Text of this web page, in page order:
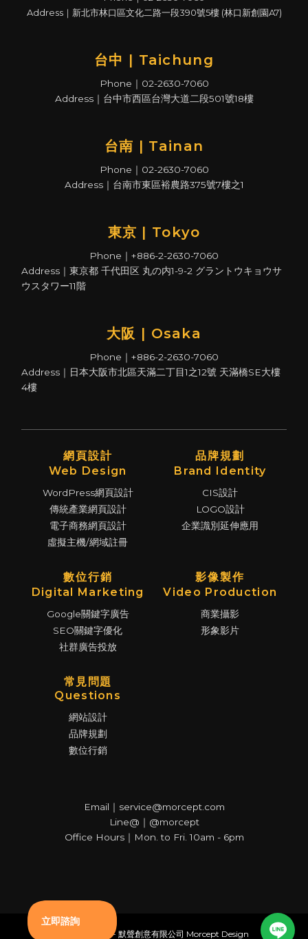
Address｜新北市林口區文化二路一段390號5樓 (林口新創園A7)
台中 | Taichung
Phone｜02-2630-7060
Address｜台中市西區台灣大道二段501號18樓
台南 | Tainan
Phone｜02-2630-7060
Address｜台南市東區裕農路375號7樓之1
東京 | Tokyo
Phone｜+886-2-2630-7060
Address｜東京都 千代田区 丸の内1-9-2 グラントウキョウサ
ウスタワー11階
大阪 | Osaka
Phone｜+886-2-2630-7060
Address｜日本大阪市北區天滿二丁目1之12號 天滿橋SE大樓
4樓
網頁設計
Web Design
WordPress網頁設計
傳統產業網頁設計
電子商務網頁設計
虛擬主機/網域註冊
品牌規劃
Brand Identity
CIS設計
LOGO設計
企業識別延伸應用
數位行銷
Digital Marketing
Google關鍵字廣告
SEO關鍵字優化
社群廣告投放
影像製作
Video Production
商業攝影
形象影片
常見問題
Questions
網站設計
品牌規劃
數位行銷
Email｜service@morcept.com
Line@｜@morcept
Office Hours｜Mon. to Fri. 10am - 6pm
© Copyright - 默聲創意有限公司 Morcept Design